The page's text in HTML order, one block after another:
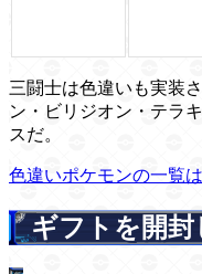
三闘士は色違いも実装
ン・ビリジオン・テラ
スだ。
色違いポケモンの一覧
ギフトを開封